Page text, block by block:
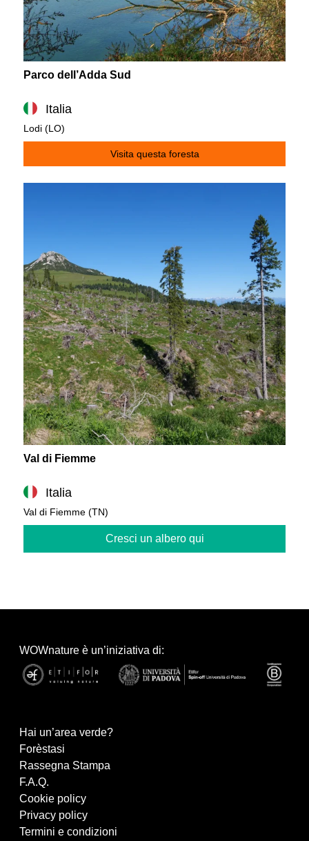
Parco dell’Adda Sud
Italia
Lodi (LO)
Visita questa foresta
Val di Fiemme
Italia
Val di Fiemme (TN)
Cresci un albero qui
WOWnature è un’iniziativa di:
Hai un’area verde?
Forèstasi
Rassegna Stampa
F.A.Q.
Cookie policy
Privacy policy
Termini e condizioni